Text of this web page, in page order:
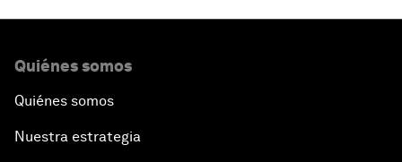
Quiénes somos
Quiénes somos
Nuestra estrategia